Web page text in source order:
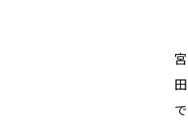
宮
田
で